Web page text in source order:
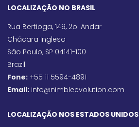
LOCALIZAÇÃO NO BRASIL
Rua Bertioga, 149, 2o. Andar
Chácara Inglesa
São Paulo, SP 04141-100
Brazil
Fone: +55 11 5594-4891
Email: info@nimbleevolution.com
LOCALIZAÇÃO NOS ESTADOS UNIDOS